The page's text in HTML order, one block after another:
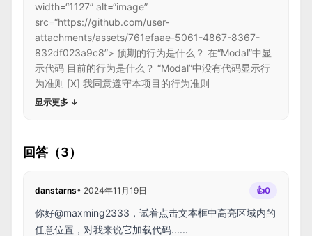
width=“1127” alt=“image”
src=“https://github.com/user-
attachments/assets/761efaae-5061-4867-8367-
832df023a9c8”> 预期的行为是什么？ 在“Modal”中显
示代码 目前的行为是什么？ “Modal”中没有代码显示行
为准则 [X] 我同意遵守本项目的行为准则
显示更多 ↓
回答（3）
danstarns• 2024年11月19日 👍0
你好@maxming2333，试着点击文本框中高亮区域内的
任意位置，对我来说它加载代码......